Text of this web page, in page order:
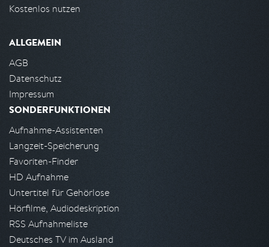
Kostenlos nutzen
ALLGEMEIN
AGB
Datenschutz
Impressum
SONDERFUNKTIONEN
Aufnahme-Assistenten
Langzeit-Speicherung
Favoriten-Finder
HD Aufnahme
Untertitel für Gehörlose
Hörfilme, Audiodeskription
RSS Aufnahmeliste
Deutsches TV im Ausland